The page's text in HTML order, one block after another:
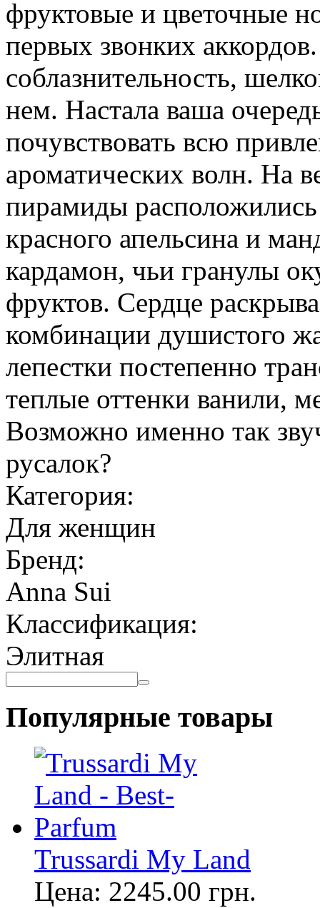
фруктовые и цветочные
первых звонких
соблазнительность,
нем. Настала ваша
почувствовать всю
ароматических волн. На
пирамиды
красного апельсина и
кардамон, чьи гранулы
фруктов. Сердце
комбинации душистого
лепестки постепенно
теплые оттенки ванили,
Возможно именно так
русалок?
Категория:
Для женщин
Бренд:
Anna Sui
Классификация:
Элитная
Популярные товары
Trussardi My Land
Цена: 2245.00 грн.